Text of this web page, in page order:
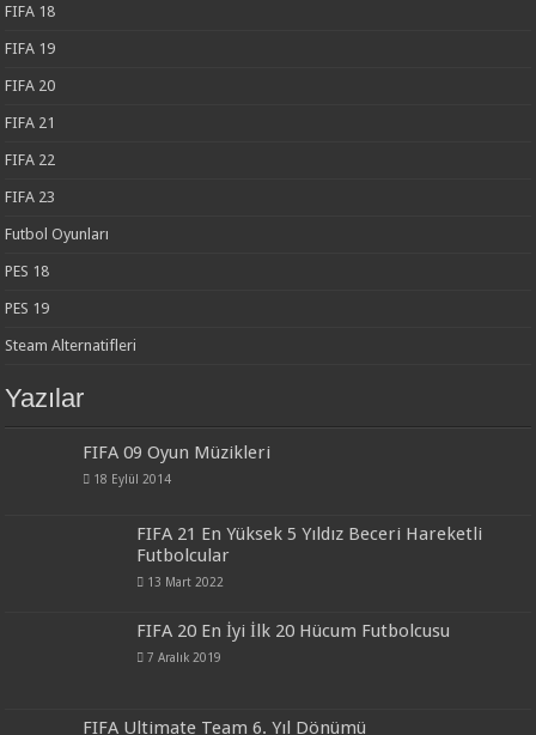
FIFA 18
FIFA 19
FIFA 20
FIFA 21
FIFA 22
FIFA 23
Futbol Oyunları
PES 18
PES 19
Steam Alternatifleri
Yazılar
FIFA 09 Oyun Müzikleri
18 Eylül 2014
FIFA 21 En Yüksek 5 Yıldız Beceri Hareketli
Futbolcular
13 Mart 2022
FIFA 20 En İyi İlk 20 Hücum Futbolcusu
7 Aralık 2019
FIFA Ultimate Team 6. Yıl Dönümü